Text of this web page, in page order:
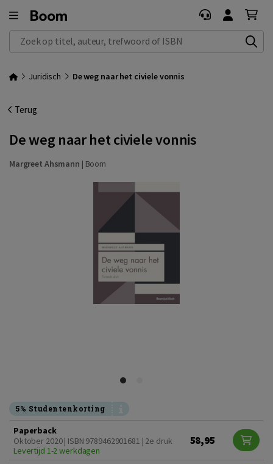
Zoek op titel, auteur, trefwoord of ISBN
Juridisch De weg naar het civiele vonnis
Terug
De weg naar het civiele vonnis
Margreet Ahsmann | Boom
5% Studentenkorting
Paperback
Oktober 2020 | ISBN 9789462901681 | 2e druk
Levertijd 1-2 werkdagen
58,95